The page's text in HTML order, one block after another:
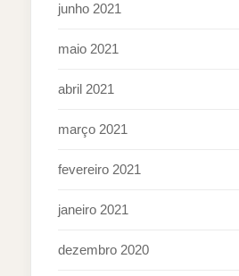
junho 2021
maio 2021
abril 2021
março 2021
fevereiro 2021
janeiro 2021
dezembro 2020